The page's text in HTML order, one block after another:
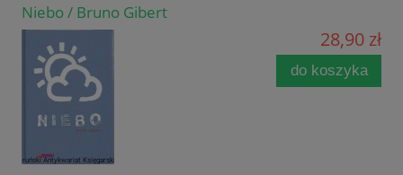
Niebo / Bruno Gibert
28,90 zł
do koszyka